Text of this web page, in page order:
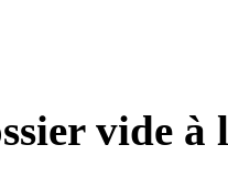
vide à